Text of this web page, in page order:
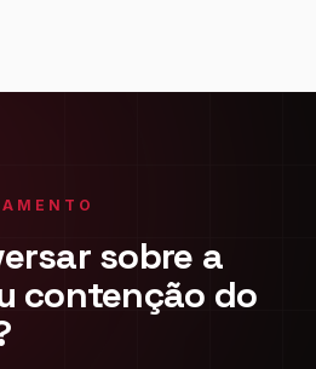
sobre a
contenção do